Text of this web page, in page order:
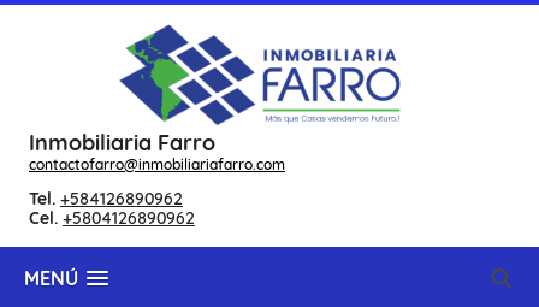
Inmobiliaria Farro
contactofarro@inmobiliariafarro.com
Tel. +584126890962
Cel. +5804126890962
MENÚ